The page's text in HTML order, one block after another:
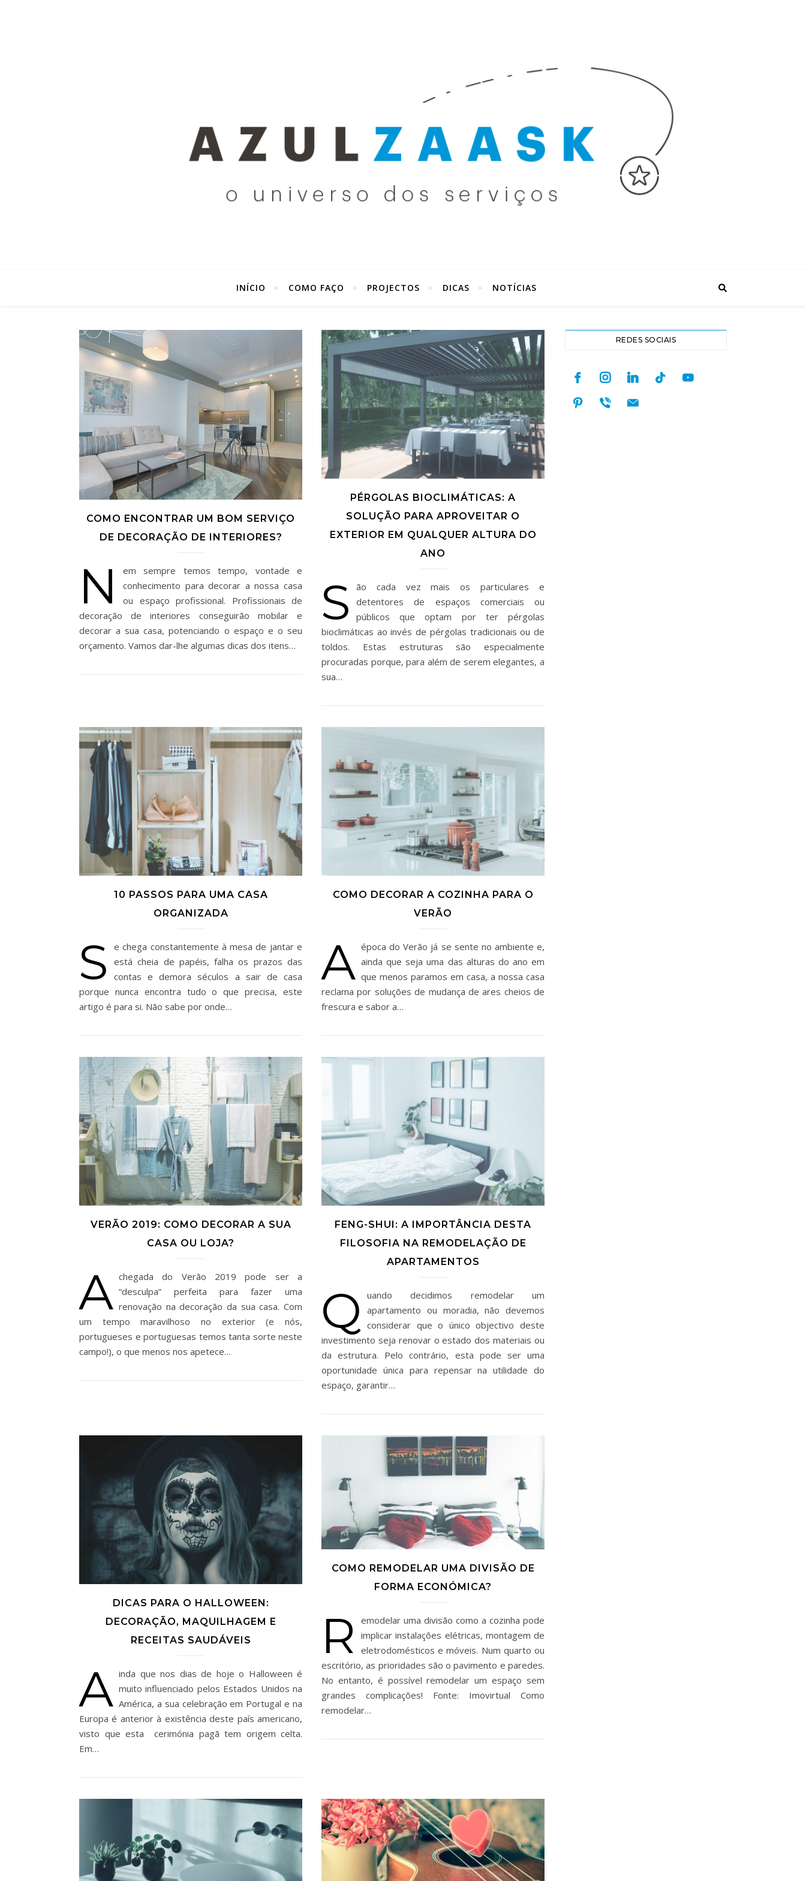
INÍCIO COMO FAÇO PROJECTOS DICAS NOTÍCIAS
COMO ENCONTRAR UM BOM SERVIÇO
DE DECORAÇÃO DE INTERIORES?
N
em sempre temos tempo, vontade e
conhecimento para decorar a nossa casa
ou espaço profissional. Profissionais de
decoração de interiores conseguirão mobilar e
decorar a sua casa, potenciando o espaço e o seu
orçamento. Vamos dar-lhe algumas dicas dos itens…
PÉRGOLAS BIOCLIMÁTICAS: A
SOLUÇÃO PARA APROVEITAR O
EXTERIOR EM QUALQUER ALTURA DO
ANO
S
ão cada vez mais os particulares e
detentores de espaços comerciais ou
públicos que optam por ter pérgolas
bioclimáticas ao invés de pérgolas tradicionais ou de
toldos. Estas estruturas são especialmente
procuradas porque, para além de serem elegantes, a
sua…
10 PASSOS PARA UMA CASA
ORGANIZADA
S
e chega constantemente à mesa de jantar e
está cheia de papéis, falha os prazos das
contas e demora séculos a sair de casa
porque nunca encontra tudo o que precisa, este
artigo é para si. Não sabe por onde…
COMO DECORAR A COZINHA PARA O
VERÃO
A época do Verão já se sente no ambiente e,
ainda que seja uma das alturas do ano em
que menos paramos em casa, a nossa casa
reclama por soluções de mudança de ares cheios de
frescura e sabor a…
VERÃO 2019: COMO DECORAR A SUA
CASA OU LOJA?
A chegada do Verão 2019 pode ser a
“desculpa” perfeita para fazer uma
renovação na decoração da sua casa. Com
um tempo maravilhoso no exterior (e nós,
portugueses e portuguesas temos tanta sorte neste
campo!), o que menos nos apetece…
FENG-SHUI: A IMPORTÂNCIA DESTA
FILOSOFIA NA REMODELAÇÃO DE
APARTAMENTOS
Q
uando decidimos remodelar um
apartamento ou moradia, não devemos
considerar que o único objectivo deste
investimento seja renovar o estado dos materiais ou
da estrutura. Pelo contrário, esta pode ser uma
oportunidade única para repensar na utilidade do
espaço, garantir…
DICAS PARA O HALLOWEEN:
DECORAÇÃO, MAQUILHAGEM E
RECEITAS SAUDÁVEIS
A inda que nos dias de hoje o Halloween é
muito influenciado pelos Estados Unidos na
América, a sua celebração em Portugal e na
Europa é anterior à existência deste país americano,
visto que esta cerimónia pagã tem origem celta.
Em…
COMO REMODELAR UMA DIVISÃO DE
FORMA ECONÓMICA?
R
emodelar uma divisão como a cozinha pode
implicar instalações elétricas, montagem de
eletrodomésticos e móveis. Num quarto ou
escritório, as prioridades são o pavimento e paredes.
No entanto, é possível remodelar um espaço sem
grandes complicações! Fonte: Imovirtual Como
remodelar…
REDES SOCIAIS
facebookinstagramlinkedintiktok youtube
pinterest
viber mail